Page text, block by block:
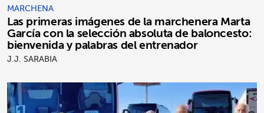
MARCHENA
Las primeras imágenes de la marchenera Marta
García con la selección absoluta de baloncesto:
bienvenida y palabras del entrenador
J.J. SARABIA